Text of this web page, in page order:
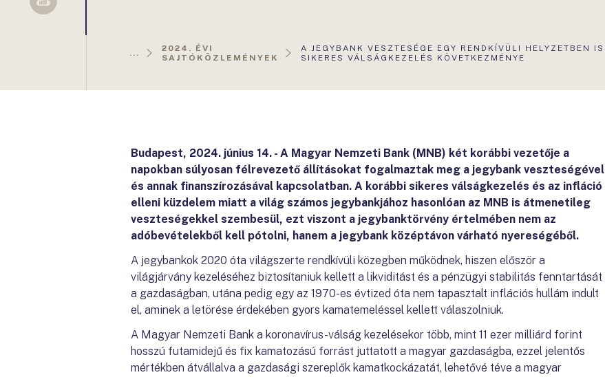
Sellsy
...
2024. ÉVI
SAJTÓKÖZLEMÉNYEK
AKTUÁLIS
OLDAL:
A JEGYBANK VESZTESÉGE EGY RENDKÍVÜLI HELYZETBEN IS
SIKERES VÁLSÁGKEZELÉS KÖVETKEZMÉNYE
Budapest, 2024. június 14. - A Magyar Nemzeti Bank (MNB) két korábbi vezetője a
napokban súlyosan félrevezető állításokat fogalmaztak meg a jegybank veszteségével
és annak finanszírozásával kapcsolatban. A korábbi sikeres válságkezelés és az infláció
elleni küzdelem miatt a világ számos jegybankjához hasonlóan az MNB is átmenetileg
veszteségekkel szembesül, ezt viszont a jegybanktörvény értelmében nem az
adóbevételekből kell pótolni, hanem a jegybank középtávon várható nyereségéből.
A jegybankok 2020 óta világszerte rendkívüli közegben működnek, hiszen először a
világjárvány kezeléséhez biztosítaniuk kellett a likviditást és a pénzügyi stabilitás fenntartását
a gazdaságban, utána pedig egy az 1970-es évtized óta nem tapasztalt inflációs hullám indult
el, aminek a letörése érdekében gyors kamatemeléssel kellett válaszolniuk.
A Magyar Nemzeti Bank a koronavírus-válság kezelésekor több, mint 11 ezer milliárd forint
hosszú futamidejű és fix kamatozású forrást juttatott a magyar gazdaságba, ezzel jelentős
mértékben átvállalva a gazdasági szereplők kamatkockázatát, lehetővé téve a magyar